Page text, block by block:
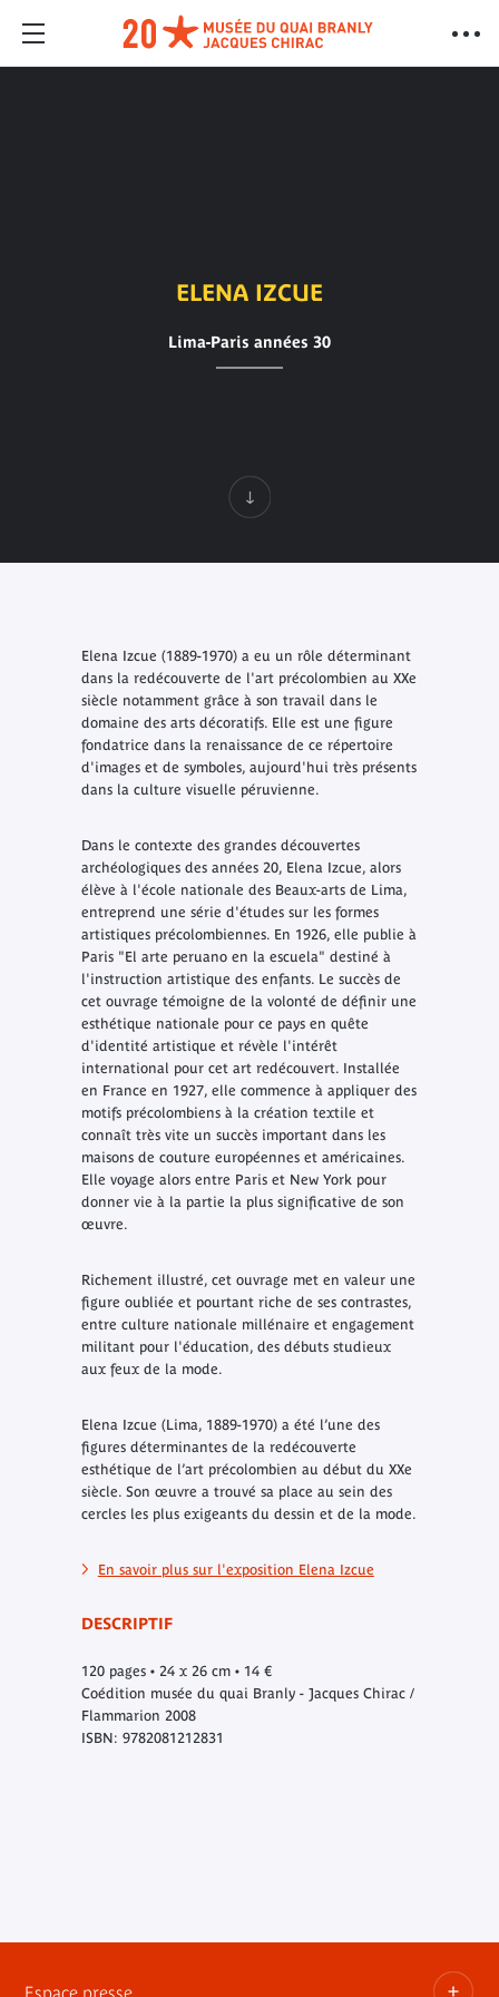
ELENA IZCUE
Lima-Paris années 30
Elena Izcue (1889-1970) a eu un rôle déterminant
dans la redécouverte de l'art précolombien au XXe
siècle notamment grâce à son travail dans le
domaine des arts décoratifs. Elle est une figure
fondatrice dans la renaissance de ce répertoire
d'images et de symboles, aujourd'hui très présents
dans la culture visuelle péruvienne.
Dans le contexte des grandes découvertes
archéologiques des années 20, Elena Izcue, alors
élève à l'école nationale des Beaux-arts de Lima,
entreprend une série d'études sur les formes
artistiques précolombiennes. En 1926, elle publie à
Paris "El arte peruano en la escuela" destiné à
l'instruction artistique des enfants. Le succès de
cet ouvrage témoigne de la volonté de définir une
esthétique nationale pour ce pays en quête
d'identité artistique et révèle l'intérêt
international pour cet art redécouvert. Installée
en France en 1927, elle commence à appliquer des
motifs précolombiens à la création textile et
connaît très vite un succès important dans les
maisons de couture européennes et américaines.
Elle voyage alors entre Paris et New York pour
donner vie à la partie la plus significative de son
œuvre.
Richement illustré, cet ouvrage met en valeur une
figure oubliée et pourtant riche de ses contrastes,
entre culture nationale millénaire et engagement
militant pour l'éducation, des débuts studieux
aux feux de la mode.
Elena Izcue (Lima, 1889-1970) a été l’une des
figures déterminantes de la redécouverte
esthétique de l’art précolombien au début du XXe
siècle. Son œuvre a trouvé sa place au sein des
cercles les plus exigeants du dessin et de la mode.
En savoir plus sur l'exposition Elena Izcue
DESCRIPTIF
120 pages • 24 x 26 cm • 14 €
Coédition musée du quai Branly - Jacques Chirac /
Flammarion 2008
ISBN: 9782081212831
Espace presse